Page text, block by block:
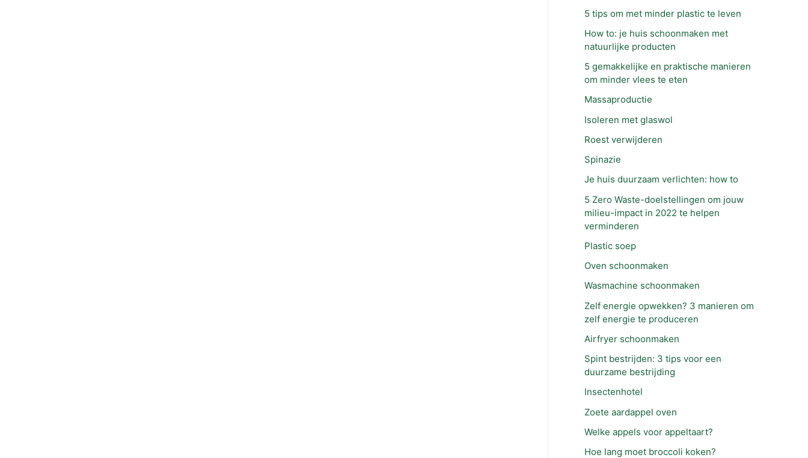
5 tips om met minder plastic te leven
How to: je huis schoonmaken met
natuurlijke producten
5 gemakkelijke en praktische manieren
om minder vlees te eten
Massaproductie
Isoleren met glaswol
Roest verwijderen
Spinazie
Je huis duurzaam verlichten: how to
5 Zero Waste-doelstellingen om jouw
milieu-impact in 2022 te helpen
verminderen
Plastic soep
Oven schoonmaken
Wasmachine schoonmaken
Zelf energie opwekken? 3 manieren om
zelf energie te produceren
Airfryer schoonmaken
Spint bestrijden: 3 tips voor een
duurzame bestrijding
Insectenhotel
Zoete aardappel oven
Welke appels voor appeltaart?
Hoe lang moet broccoli koken?